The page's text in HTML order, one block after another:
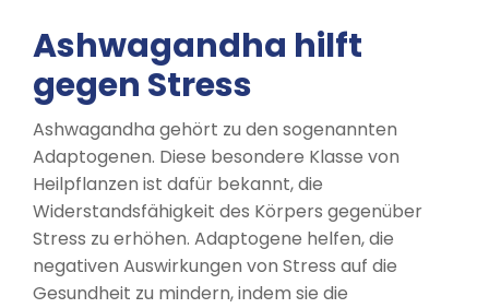
Ashwagandha hilft
gegen Stress
Ashwagandha gehört zu den sogenannten
Adaptogenen. Diese besondere Klasse von
Heilpflanzen ist dafür bekannt, die
Widerstandsfähigkeit des Körpers gegenüber
Stress zu erhöhen. Adaptogene helfen, die
negativen Auswirkungen von Stress auf die
Gesundheit zu mindern, indem sie die